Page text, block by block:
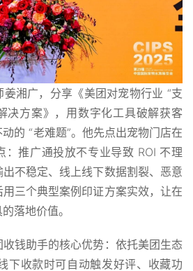
湘广，分享《美团对宠物行业 “支
决方案》，用数字化工具破解获客
的 “老难题”。他先点出宠物门店在
：推广通投放不专业导致 ROI 不理
不稳定、线上线下数据割裂、恶意
三个典型案例印证方案实效，让在
落地价值。
钱助手的核心优势：依托美团生态
下收款时可自动触发好评、收藏功